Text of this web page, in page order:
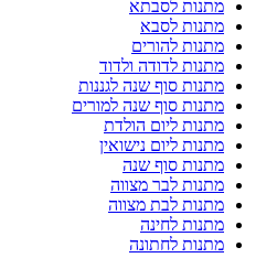
מתנות לסבתא
מתנות לסבא
מתנות להורים
מתנות לדודה ולדוד
מתנות סוף שנה לגננות
מתנות סוף שנה למורים
מתנות ליום הולדת
מתנות ליום נישואין
מתנות סוף שנה
מתנות לבר מצווה
מתנות לבת מצווה
מתנות לחינה
מתנות לחתונה